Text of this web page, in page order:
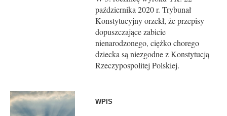
października 2020 r. Trybunał
Konstytucyjny orzekł, że przepisy
dopuszczające zabicie
nienarodzonego, ciężko chorego
dziecka są niezgodne z Konstytucją
Rzeczypospolitej Polskiej.
WPIS